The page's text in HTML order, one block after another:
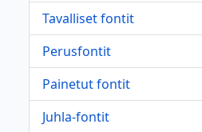
Tavalliset fontit
Perusfontit
Painetut fontit
Juhla-fontit